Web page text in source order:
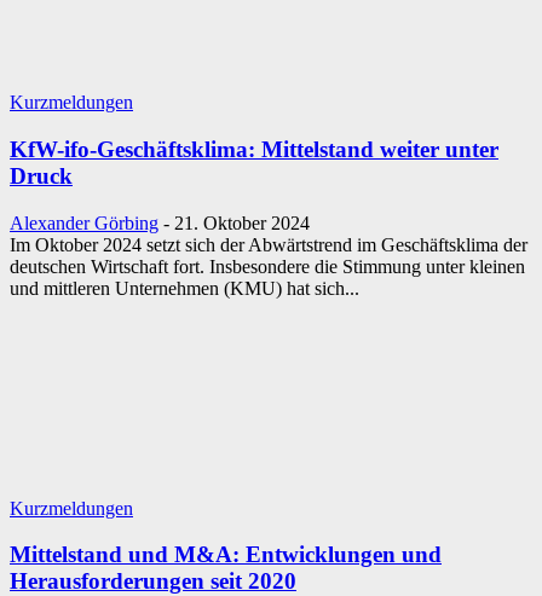
Kurzmeldungen
KfW-ifo-Geschäftsklima: Mittelstand weiter unter
Druck
Alexander Görbing - 21. Oktober 2024
Im Oktober 2024 setzt sich der Abwärtstrend im Geschäftsklima der
deutschen Wirtschaft fort. Insbesondere die Stimmung unter kleinen
und mittleren Unternehmen (KMU) hat sich...
Kurzmeldungen
Mittelstand und M&A: Entwicklungen und
Herausforderungen seit 2020